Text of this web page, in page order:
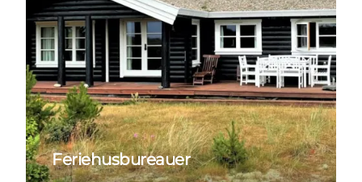
Feriehusbureauer